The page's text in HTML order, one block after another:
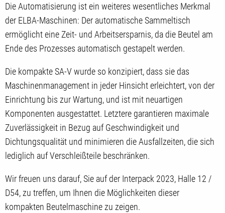
Die Automatisierung ist ein weiteres wesentliches Merkmal
der ELBA-Maschinen: Der automatische Sammeltisch
ermöglicht eine Zeit- und Arbeitsersparnis, da die Beutel am
Ende des Prozesses automatisch gestapelt werden.
Die kompakte SA-V wurde so konzipiert, dass sie das
Maschinenmanagement in jeder Hinsicht erleichtert, von der
Einrichtung bis zur Wartung, und ist mit neuartigen
Komponenten ausgestattet. Letztere garantieren maximale
Zuverlässigkeit in Bezug auf Geschwindigkeit und
Dichtungsqualität und minimieren die Ausfallzeiten, die sich
lediglich auf Verschleißteile beschränken.
Wir freuen uns darauf, Sie auf der Interpack 2023, Halle 12 /
D54, zu treffen, um Ihnen die Möglichkeiten dieser
kompakten Beutelmaschine zu zeigen.